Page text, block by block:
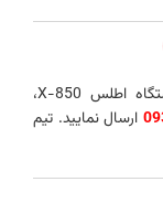
برای اطلاع از قیمت به‌روز یا خرید اقساطی دستگاه اطلس X-850،
ارسال نمایید. تیم